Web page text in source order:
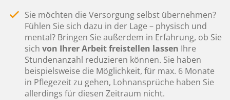
Sie möchten die Versorgung selbst übernehmen?
Fühlen Sie sich dazu in der Lage – physisch und
mental? Bringen Sie außerdem in Erfahrung, ob Sie
sich von Ihrer Arbeit freistellen lassen Ihre
Stundenanzahl reduzieren können. Sie haben
beispielsweise die Möglichkeit, für max. 6 Monate
in Pflegezeit zu gehen, Lohnansprüche haben Sie
allerdings für diesen Zeitraum nicht.